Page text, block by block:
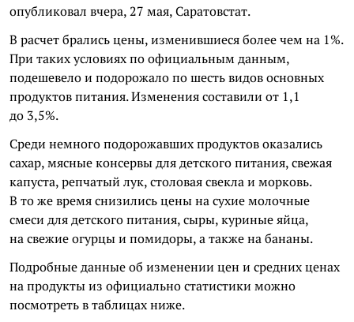
опубликовал вчера, 27 мая, Саратовстат.
В расчет брались цены, изменившиеся более чем на 1%.
При таких условиях по официальным данным,
подешевело и подорожало по шесть видов основных
продуктов питания. Изменения составили от 1,1
до 3,5%.
Среди немного подорожавших продуктов оказались
сахар, мясные консервы для детского питания, свежая
капуста, репчатый лук, столовая свекла и морковь.
В то же время снизились цены на сухие молочные
смеси для детского питания, сыры, куриные яйца,
на свежие огурцы и помидоры, а также на бананы.
Подробные данные об изменении цен и средних ценах
на продукты из официально статистики можно
посмотреть в таблицах ниже.